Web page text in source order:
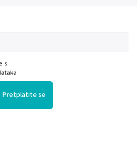
s
Pretplatite se